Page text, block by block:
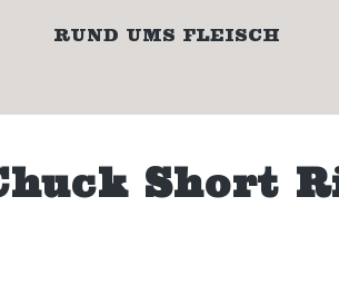
RUND UMS FLEISCH
Short